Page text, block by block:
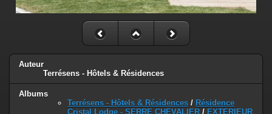
Auteur
Terrésens - Hôtels & Résidences
Albums
Terrésens - Hôtels & Résidences / Résidence
Cristal Lodge - SERRE CHEVALIER / EXTERIEUR